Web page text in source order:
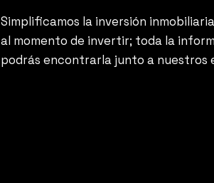
Simplificamos la inversión
al momento de invertir; toda la
podrás encontrarla junto a nuestros